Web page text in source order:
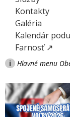
Kontakty
Galéria
Kalendár
Farnosť ↗
i Hlavné menu